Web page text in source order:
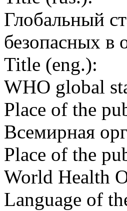
Глобальный
безопасных в
Title (eng.):
WHO global
Place of the
Всемирная
Place of the
World Health
Language of